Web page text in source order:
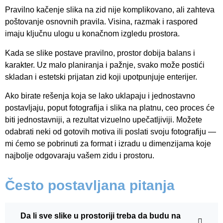
Pravilno kačenje slika na zid nije komplikovano, ali zahteva
poštovanje osnovnih pravila. Visina, razmak i raspored
imaju ključnu ulogu u konačnom izgledu prostora.
Kada se slike postave pravilno, prostor dobija balans i
karakter. Uz malo planiranja i pažnje, svako može postići
skladan i estetski prijatan zid koji upotpunjuje enterijer.
Ako birate rešenja koja se lako uklapaju i jednostavno
postavljaju, poput fotografija i slika na platnu, ceo proces će
biti jednostavniji, a rezultat vizuelno upečatljiviji. Možete
odabrati neki od gotovih motiva ili poslati svoju fotografiju —
mi ćemo se pobrinuti za format i izradu u dimenzijama koje
najbolje odgovaraju vašem zidu i prostoru.
Često postavljana pitanja
Da li sve slike u prostoriji treba da budu na